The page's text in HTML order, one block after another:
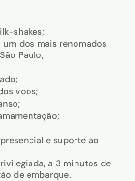
shakes;
um dos mais renomados
Paulo;
voos;
e suporte ao
a 3 minutos de
de embarque.